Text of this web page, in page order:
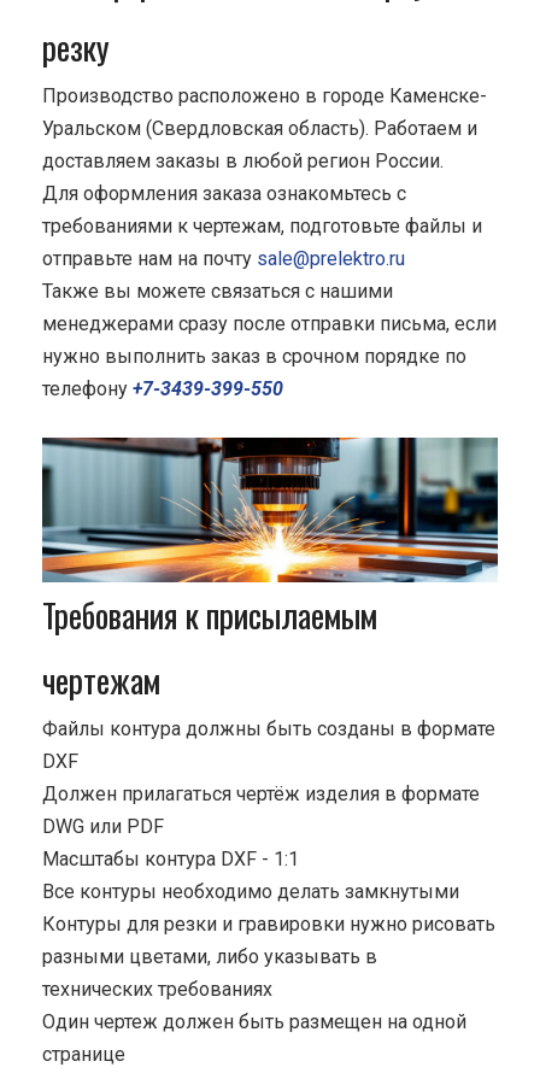
резку
Производство расположено в городе Каменске-
Уральском (Свердловская область). Работаем и
доставляем заказы в любой регион России.
Для оформления заказа ознакомьтесь с
требованиями к чертежам, подготовьте файлы и
отправьте нам на почту sale@prelektro.ru
Также вы можете связаться с нашими
менеджерами сразу после отправки письма, если
нужно выполнить заказ в срочном порядке по
телефону +7-3439-399-550
Требования к присылаемым
чертежам
Файлы контура должны быть созданы в формате
DXF
Должен прилагаться чертёж изделия в формате
DWG или PDF
Масштабы контура DXF - 1:1
Все контуры необходимо делать замкнутыми
Контуры для резки и гравировки нужно рисовать
разными цветами, либо указывать в
технических требованиях
Один чертеж должен быть размещен на одной
странице